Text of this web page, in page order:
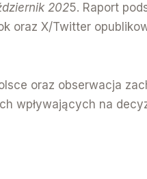
2025. Raport
oraz X/Twitter
oraz obserwacja
wpływających na